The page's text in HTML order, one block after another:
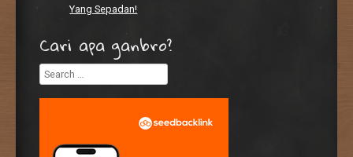
Yang Sepadan!
Cari apa ganbro?
Search